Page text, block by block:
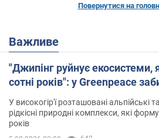
Повернутися на
Важливе
"Джипінг руйнує екосистеми,
сотні років": у Greenpeace
У високогір'ї розташовані альпійські
рідкісні природні комплекси, які формувалися
років